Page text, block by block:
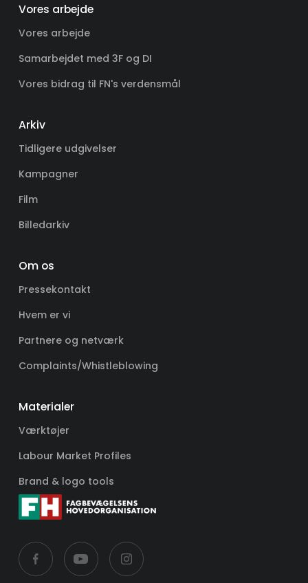
Vores arbejde
Vores arbejde
Samarbejdet med 3F og DI
Vores bidrag til FN's verdensmål
Arkiv
Tidligere udgivelser
Kampagner
Film
Billedarkiv
Om os
Pressekontakt
Hvem er vi
Partnere og netværk
Complaints/Whistleblowing
Materialer
Værktøjer
Labour Market Profiles
Brand & logo tools